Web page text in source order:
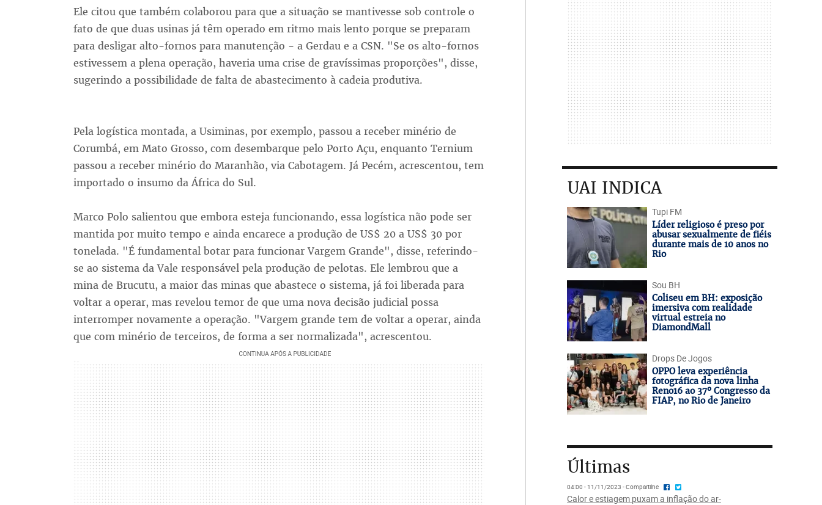
Ele citou que também colaborou para que a situação se mantivesse sob controle o
fato de que duas usinas já têm operado em ritmo mais lento porque se preparam
para desligar alto-fornos para manutenção - a Gerdau e a CSN. "Se os alto-fornos
estivessem a plena operação, haveria uma crise de gravíssimas proporções", disse,
sugerindo a possibilidade de falta de abastecimento à cadeia produtiva.
Pela logística montada, a Usiminas, por exemplo, passou a receber minério de
Corumbá, em Mato Grosso, com desembarque pelo Porto Açu, enquanto Ternium
passou a receber minério do Maranhão, via Cabotagem. Já Pecém, acrescentou, tem
importado o insumo da África do Sul.
Marco Polo salientou que embora esteja funcionando, essa logística não pode ser
mantida por muito tempo e ainda encarece a produção de US$ 20 a US$ 30 por
tonelada. "É fundamental botar para funcionar Vargem Grande", disse, referindo-
se ao sistema da Vale responsável pela produção de pelotas. Ele lembrou que a
mina de Brucutu, a maior das minas que abastece o sistema, já foi liberada para
voltar a operar, mas revelou temor de que uma nova decisão judicial possa
interromper novamente a operação. "Vargem grande tem de voltar a operar, ainda
que com minério de terceiros, de forma a ser normalizada", acrescentou.
UAI INDICA
Tupi FM
Líder religioso é preso por
abusar sexualmente de fiéis
durante mais de 10 anos no
Rio
Sou BH
Coliseu em BH: exposição
imersiva com realidade
virtual estreia no
DiamondMall
Drops De Jogos
OPPO leva experiência
fotográfica da nova linha
Reno16 ao 37º Congresso da
FIAP, no Rio de Janeiro
Últimas
04:00 - 11/11/2023 - Compartilhe
Calor e estiagem puxam a inflação do ar-